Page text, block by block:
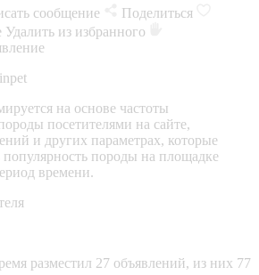
сообщение
Поделиться
Удалить из избранного
на основе частоты
посетителями на сайте,
и других параметрах, которые
породы на площадке
времени.
разместил 27 объявлений, из них 77